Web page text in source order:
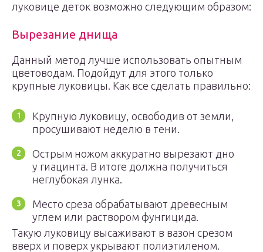
луковице деток возможно следующим образом:
Вырезание днища
Данный метод лучше использовать опытным
цветоводам. Подойдут для этого только
крупные луковицы. Как все сделать правильно:
Крупную луковицу, освободив от земли,
просушивают неделю в тени.
Острым ножом аккуратно вырезают дно
у гиацинта. В итоге должна получиться
неглубокая лунка.
Место среза обрабатывают древесным
углем или раствором фунгицида.
Такую луковицу высаживают в вазон срезом
вверх и поверх укрывают полиэтиленом.